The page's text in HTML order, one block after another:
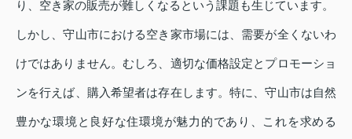
り、空き家の販売が難しくなるという課題も生じています。
しかし、守山市における空き家市場には、需要が全くないわ
けではありません。むしろ、適切な価格設定とプロモーショ
ンを行えば、購入希望者は存在します。特に、守山市は自然
豊かな環境と良好な住環境が魅力的であり、これを求める